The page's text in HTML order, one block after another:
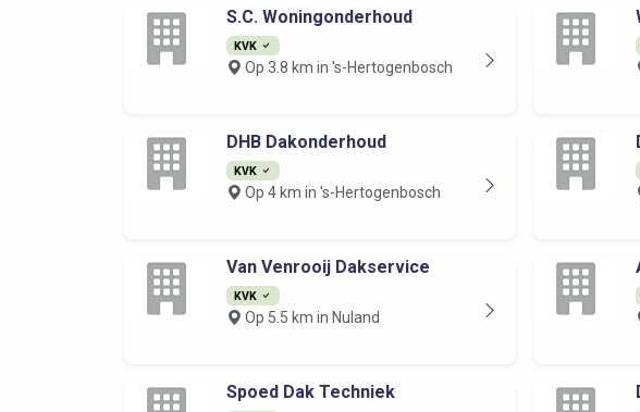
S.C. Woningonderhoud
KVK
Op 3.8 km in 's-Hertogenbosch
DHB Dakonderhoud
KVK
Op 4 km in 's-Hertogenbosch
Van Venrooij Dakservice
KVK
Op 5.5 km in Nuland
Spoed Dak Techniek